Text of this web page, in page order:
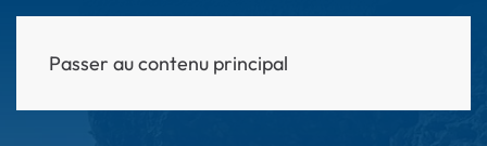
Passer au contenu principal